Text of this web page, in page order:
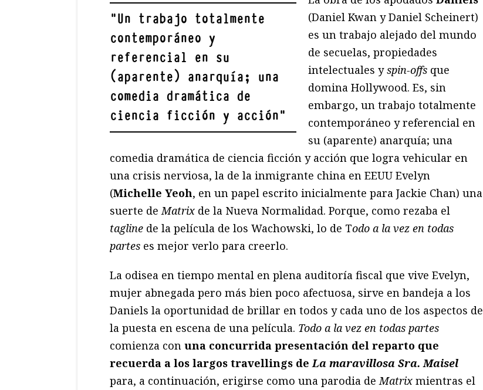
"Un trabajo totalmente
contemporáneo y
referencial en su
(aparente) anarquía; una
comedia dramática de
ciencia ficción y acción"
(Daniel Kwan y Daniel Scheinert)
es un trabajo alejado del mundo
de secuelas, propiedades
intelectuales yspin-offs que
domina Hollywood. Es, sin
embargo, un trabajo totalmente
contemporáneo y referencial en
su (aparente) anarquía; una
comedia dramática de ciencia ficción y acción que logra vehicular en
una crisis nerviosa, la de la inmigrante china en EEUU Evelyn
(Michelle Yeoh, en un papel escrito inicialmente para Jackie Chan) una
suerte de Matrix de la Nueva Normalidad. Porque, como rezaba el
tagline de la película de los Wachowski, lo de Todo a la vez en todas
partes es mejor verlo para creerlo.
La odisea en tiempo mental en plena auditoría fiscal que vive Evelyn,
mujer abnegada pero más bien poco afectuosa, sirve en bandeja a los
Daniels la oportunidad de brillar en todos y cada uno de los aspectos de
la puesta en escena de una película. Todo a la vez en todas partes
comienza con una concurrida presentación del reparto que
recuerda a los largos travellings de La maravillosa Sra. Maisel
para, a continuación, erigirse como una parodia de Matrix mientras el